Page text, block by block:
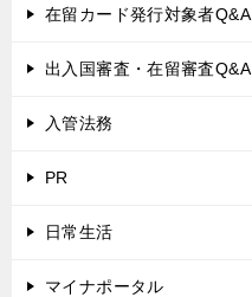
在留カード発行対象者Q&A
出入国審査・在留審査Q&A
入管法務
PR
日常生活
マイナポータル